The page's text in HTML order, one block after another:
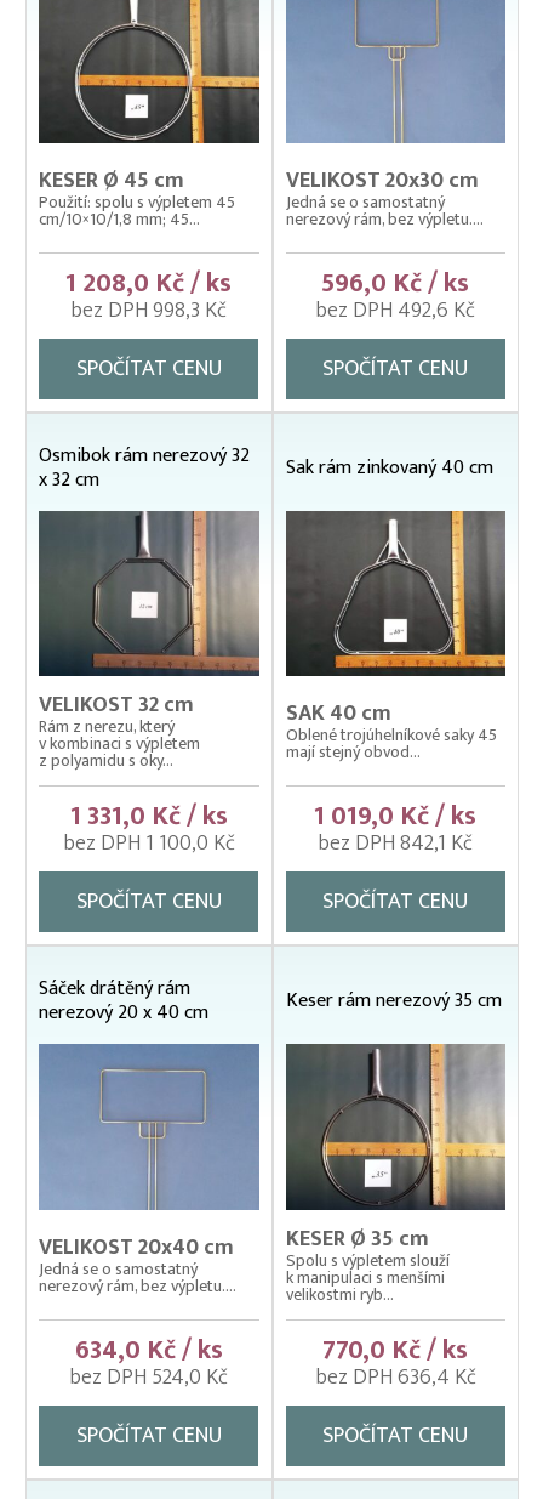
Krycí sítě na sádky, rybníky a klecové chovy
Lodě pracovní
Lodní motory závěsné Honda
Násady na kesery a saky
Nevody
Nosítka na ryby, rukávy na nošení
Odchovné bazény a žlaby
Planktonové (uhelonové) vybavení
Podložní sítě
Pomocné rybářské vybavení
Prubní ploty
Přebírka kaprová
Přepínací ploty
Přepravní bedny na ryby
Rukáv na vysazování
Rybářské pracovní oděvy
Třídička rybího plůdku
Váhy na ryby (trojnožka)
Vatky – zátahové sítě
Vatky sádkové zesílené
Vatky stahovací, kruhové (“Japonky“)
Vrhací sítě na ryby
Zátahové sítě
Zpracovatelský/technologický stůl
KESER Ø 45 cm
Použití: spolu s výpletem 45
cm/10×10/1,8 mm; 45...
1 208,0 Kč / ks
bez DPH 998,3 Kč
SPOČÍTAT CENU
VELIKOST 20x30 cm
Jedná se o samostatný
nerezový rám, bez výpletu....
596,0 Kč / ks
bez DPH 492,6 Kč
SPOČÍTAT CENU
Osmibok rám nerezový 32
x 32 cm
VELIKOST 32 cm
Rám z nerezu, který
v kombinaci s výpletem
z polyamidu s oky...
1 331,0 Kč / ks
bez DPH 1 100,0 Kč
SPOČÍTAT CENU
Sak rám zinkovaný 40 cm
SAK 40 cm
Oblené trojúhelníkové saky 45
mají stejný obvod...
1 019,0 Kč / ks
bez DPH 842,1 Kč
SPOČÍTAT CENU
Sáček drátěný rám
nerezový 20 x 40 cm
VELIKOST 20x40 cm
Jedná se o samostatný
nerezový rám, bez výpletu....
634,0 Kč / ks
bez DPH 524,0 Kč
SPOČÍTAT CENU
Keser rám nerezový 35 cm
KESER Ø 35 cm
Spolu s výpletem slouží
k manipulaci s menšími
velikostmi ryb...
770,0 Kč / ks
bez DPH 636,4 Kč
SPOČÍTAT CENU